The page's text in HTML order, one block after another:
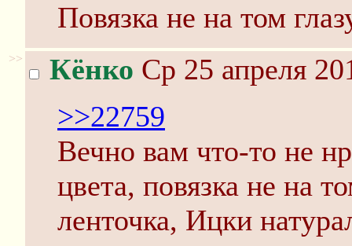
Повязка не на том
>> Кёнко Ср 25 апреля
>>22759
Вечно вам что-то не
цвета, повязка не на
ленточка, Ицки